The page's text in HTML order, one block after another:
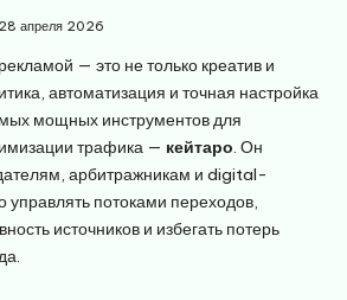
28 апреля 2026
— это не только креатив и
автоматизация и точная настройка
мощных инструментов для
трафика — кейтаро. Он
арбитражникам и digital-
управлять потоками переходов,
источников и избегать потерь